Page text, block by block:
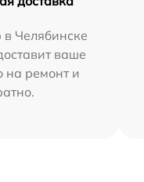
Челябинске
ваше
на ремонт и